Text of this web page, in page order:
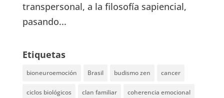
transpersonal, a la filosofía sapiencial,
pasando...
Etiquetas
bioneuroemoción Brasil budismo zen cancer
ciclos biológicos clan familiar coherencia emocional